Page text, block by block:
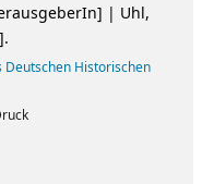
| Uhl,
.
Historischen